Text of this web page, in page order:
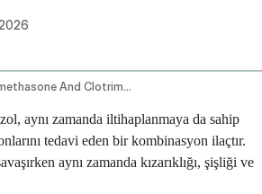
Betamethasone And Clotrimazole Topical Route
aynı zamanda iltihaplanmaya da sahip
tedavi eden bir kombinasyon ilaçtır.
aynı zamanda kızarıklığı, şişliği ve